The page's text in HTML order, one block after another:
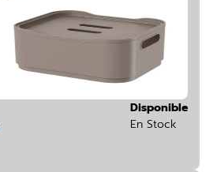
Disponible
En Stock